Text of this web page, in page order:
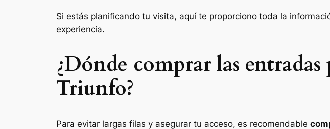
Si estás planificando tu visita, aquí te proporciono toda la
experiencia.
¿Dónde comprar las
Triunfo?
Para evitar largas filas y asegurar tu acceso, es recomendable